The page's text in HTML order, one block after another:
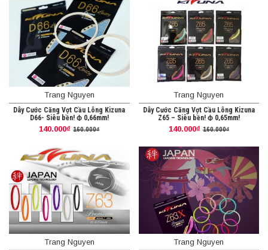
Trang Nguyen
Dây Cước Căng Vợt Cầu Lông Kizuna
D66- Siêu bền! ϕ 0,66mm!
140.000₫ 160.000₫
Trang Nguyen
Dây Cước Căng Vợt Cầu Lông Kizuna
Z65 – Siêu bền! ϕ 0,65mm!
140.000₫ 160.000₫
Trang Nguyen Trang Nguyen